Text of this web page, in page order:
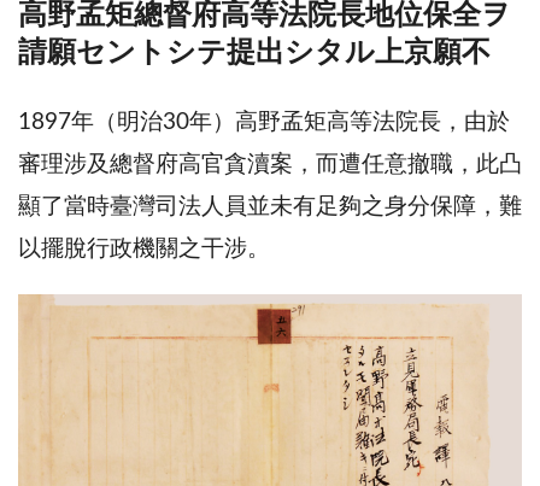
高野孟矩總督府高等法院長地位保全ヲ
請願セントシテ提出シタル上京願不
1897年（明治30年）高野孟矩高等法院長，由於
審理涉及總督府高官貪瀆案，而遭任意撤職，此凸
顯了當時臺灣司法人員並未有足夠之身分保障，難
以擺脫行政機關之干涉。